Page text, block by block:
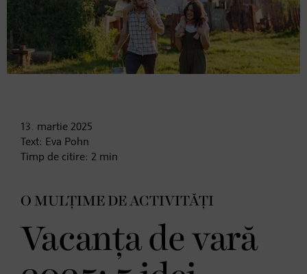
13. martie 2025
Text: Eva Pohn
Timp de citire: 2 min
O MULȚIME DE ACTIVITĂȚI
Vacanța de vară